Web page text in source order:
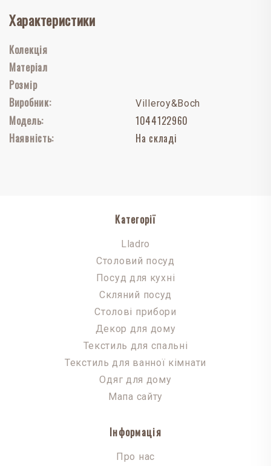
Характеристики
Колекція
Матеріал
Розмір
Виробник:
Villeroy&Boch
Модель:
1044122960
Наявність:
На складі
Категорії
Lladro
Столовий посуд
Посуд для кухні
Скляний посуд
Столові прибори
Декор для дому
Текстиль для спальні
Текстиль для ванної кімнати
Одяг для дому
Мапа сайту
Інформація
Про нас